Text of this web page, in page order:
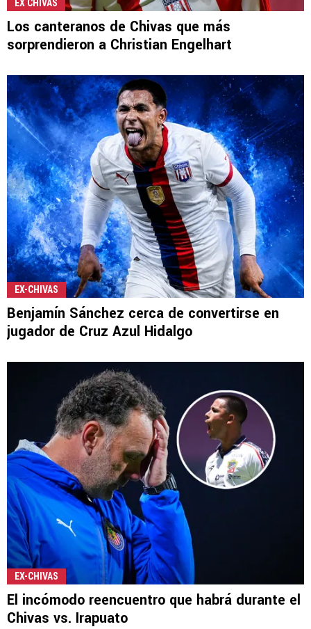
EX CHIVAS
Los canteranos de Chivas que más
sorprendieron a Christian Engelhart
EX-CHIVAS
Benjamín Sánchez cerca de convertirse en
jugador de Cruz Azul Hidalgo
EX-CHIVAS
El incómodo reencuentro que habrá durante el
Chivas vs. Irapuato